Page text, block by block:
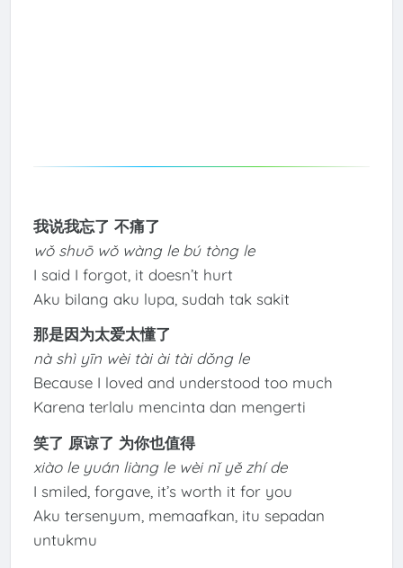
我说我忘了 不痛了
wǒ shuō wǒ wàng le bú tòng le
I said I forgot, it doesn’t hurt
Aku bilang aku lupa, sudah tak sakit
那是因为太爱太懂了
nà shì yīn wèi tài ài tài dǒng le
Because I loved and understood too much
Karena terlalu mencinta dan mengerti
笑了 原谅了 为你也值得
xiào le yuán liàng le wèi nǐ yě zhí de
I smiled, forgave, it’s worth it for you
Aku tersenyum, memaafkan, itu sepadan
untukmu